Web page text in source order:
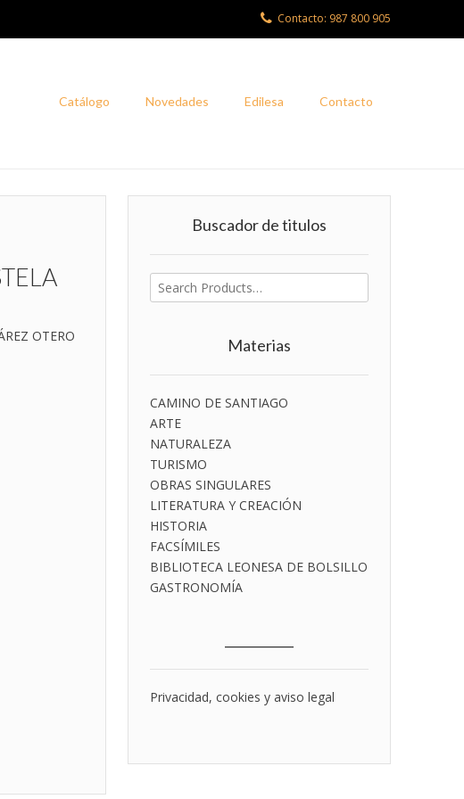
Contacto: 987 800 905
Catálogo Novedades Edilesa Contacto
OTERO
Buscador de titulos
Buscar
por:
Materias
CAMINO DE SANTIAGO
ARTE
NATURALEZA
TURISMO
OBRAS SINGULARES
LITERATURA Y CREACIÓN
HISTORIA
FACSÍMILES
BIBLIOTECA LEONESA DE BOLSILLO
GASTRONOMÍA
Privacidad, cookies y aviso legal